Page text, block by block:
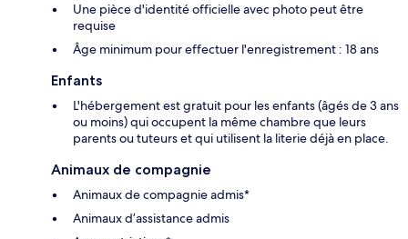
Une pièce d'identité officielle avec photo peut être
requise
Âge minimum pour effectuer l'enregistrement : 18 ans
Enfants
L'hébergement est gratuit pour les enfants (âgés de 3 ans
ou moins) qui occupent la même chambre que leurs
parents ou tuteurs et qui utilisent la literie déjà en place.
Animaux de compagnie
Animaux de compagnie admis*
Animaux d’assistance admis